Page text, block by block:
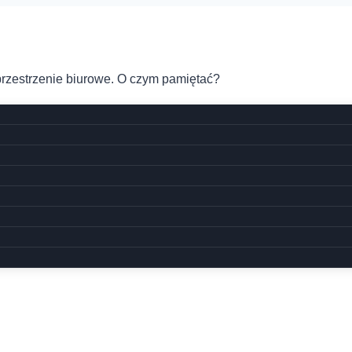
biurowe. O czym pamiętać?
biurowe. O czym